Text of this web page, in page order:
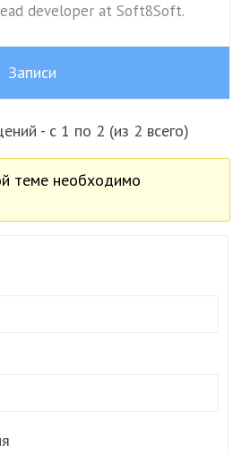
developer at Soft8Soft.
Записи
- с 1 по 2 (из 2 всего)
теме необходимо